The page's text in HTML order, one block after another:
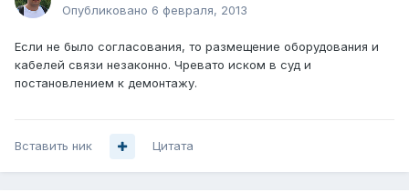
Опубликовано 6 февраля, 2013
Если не было согласования, то размещение оборудования и
кабелей связи незаконно. Чревато иском в суд и
постановлением к демонтажу.
Вставить ник Цитата